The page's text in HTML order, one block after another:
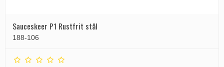
Sauceskeer P1 Rustfrit stål
188-106